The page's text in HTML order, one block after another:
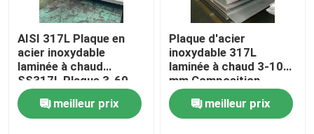
AISI 317L Plaque en
acier inoxydable
laminée à chaud
SS317L Plaque 3-60
mm Épaisseur
1500mm-2000mm
Largeur
meilleur prix
Plaque d'acier
inoxydable 317L
laminée à chaud 3-10
mm Composition
chimique de l'acier
inoxydable 317l
meilleur prix